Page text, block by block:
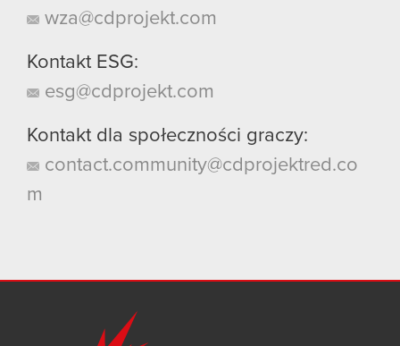
wza@cdprojekt.com
Kontakt ESG:
esg@cdprojekt.com
Kontakt dla społeczności graczy:
contact.community@cdprojektred.co
m